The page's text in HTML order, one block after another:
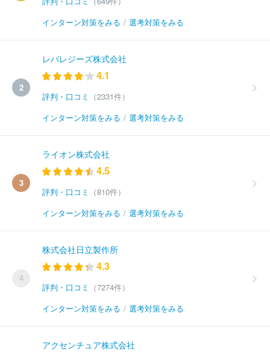
インターン対策をみる / 選考対策をみる
2
レバレジーズ株式会社
4.1
評判・口コミ
（2331件）
インターン対策をみる / 選考対策をみる
3
ライオン株式会社
4.5
評判・口コミ
（810件）
インターン対策をみる / 選考対策をみる
4
株式会社日立製作所
4.3
評判・口コミ
（7274件）
インターン対策をみる / 選考対策をみる
アクセンチュア株式会社